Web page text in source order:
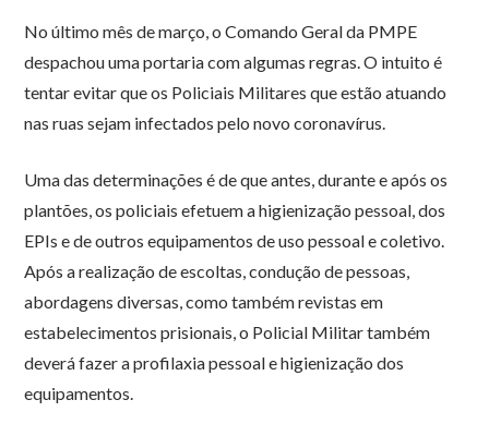
No último mês de março, o Comando Geral da PMPE
despachou uma portaria com algumas regras. O intuito é
tentar evitar que os Policiais Militares que estão atuando
nas ruas sejam infectados pelo novo coronavírus.
Uma das determinações é de que antes, durante e após os
plantões, os policiais efetuem a higienização pessoal, dos
EPIs e de outros equipamentos de uso pessoal e coletivo.
Após a realização de escoltas, condução de pessoas,
abordagens diversas, como também revistas em
estabelecimentos prisionais, o Policial Militar também
deverá fazer a profilaxia pessoal e higienização dos
equipamentos.